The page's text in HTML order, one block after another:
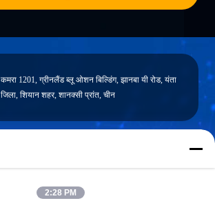
कमरा 1201, ग्रीनलैंड ब्लू ओशन बिल्डिंग, झानबा यी रोड, यंता
जिला, शियान शहर, शानक्सी प्रांत, चीन
sxcd-gyl@163.com
2:28 PM